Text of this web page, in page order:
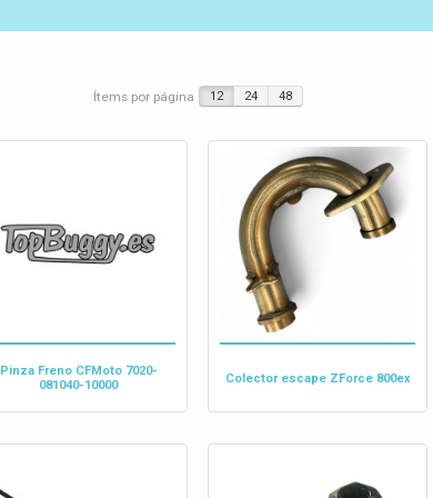
Ítems por página 12 24 48
Pinza Freno CFMoto 7020-
081040-10000
Colector escape ZForce 800ex